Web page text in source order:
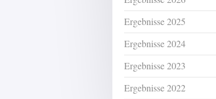
Ergebnisse 2025
Ergebnisse 2024
Ergebnisse 2023
Ergebnisse 2022